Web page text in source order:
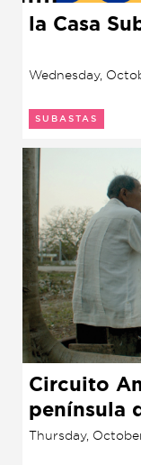
la Casa
Wednesday,
SUBASTAS
Circuito
península
Sky
Thursday,